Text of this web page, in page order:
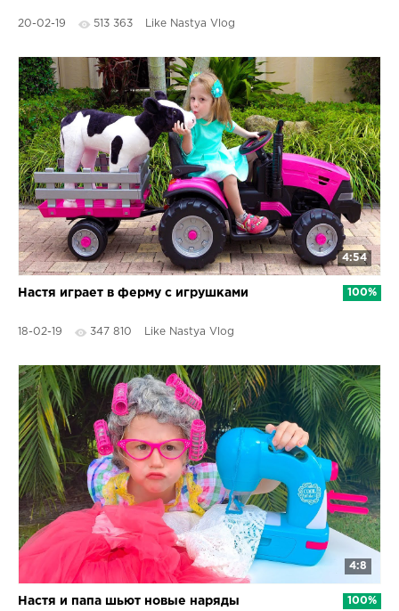
20-02-19 513 363 Like Nastya Vlog
4:54
Настя играет в ферму с игрушками
18-02-19 347 810 Like Nastya Vlog
100%
4:8
Настя и папа шьют новые наряды 100%